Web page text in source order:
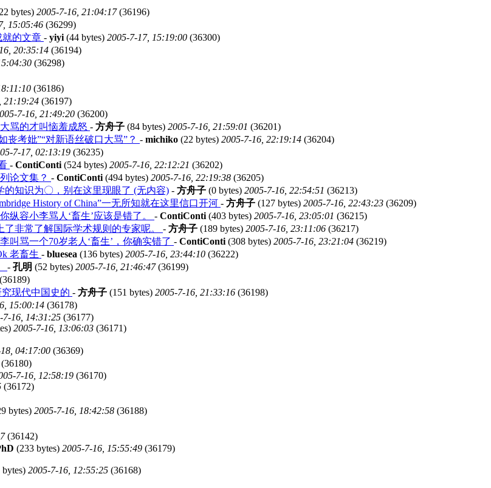
bytes) 2005-7-16, 21:04:17(36196)
15:05:46 (36299)
就的文章 - yiyi(44 bytes) 2005-7-17, 15:19:00 (36300)
20:35:14 (36194)
(36298)
(36186)
21:19:24 (36197)
7-16, 21:49:20 (36200)
骂的才叫恼羞成怒 - 方舟子 (84 bytes) 2005-7-16, 21:59:01 (36201)
丧考妣”“对新语丝破口大骂”？ - michiko (22 bytes) 2005-7-16, 22:19:14 (36204)
7-17, 02:13:19 (36235)
- ContiConti(524 bytes) 2005-7-16, 22:12:21 (36202)
论文集？ - ContiConti(494 bytes) 2005-7-16, 22:19:38 (36205)
的知识为〇，别在这里现眼了 (无内容) - 方舟子 (0 bytes) 2005-7-16, 22:54:51 (36213)
History of China”一无所知就在这里信口开河 - 方舟子 (127 bytes) 2005-7-16, 22:43:23 (36209)
纵容小李骂人‘畜生’应该是错了。 - ContiConti(403 bytes) 2005-7-16, 23:05:01 (36215)
了非常了解国际学术规则的专家呢。 - 方舟子 (189 bytes) 2005-7-16, 23:11:06 (36217)
叫骂一个70岁老人‘畜生’，你确实错了 - ContiConti(308 bytes) 2005-7-16, 23:21:04 (36219)
老畜生 - bluesea (136 bytes) 2005-7-16, 23:44:10 (36222)
- 孔明 (52 bytes) 2005-7-16, 21:46:47(36199)
(36189)
现代中国史的 - 方舟子 (151 bytes) 2005-7-16, 21:33:16 (36198)
15:00:14 (36178)
7-16, 14:31:25 (36177)
2005-7-16, 13:06:03 (36171)
04:17:00 (36369)
(36180)
7-16, 12:58:19 (36170)
(36172)
bytes) 2005-7-16, 18:42:58 (36188)
(36142)
(233 bytes) 2005-7-16, 15:55:49 (36179)
bytes) 2005-7-16, 12:55:25 (36168)